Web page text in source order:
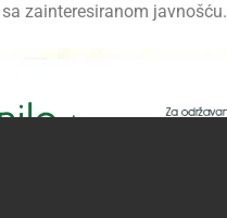
zainteresiranom javnošću.